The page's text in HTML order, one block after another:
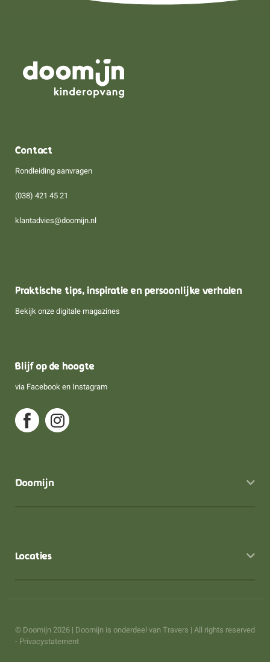
Doomijn
Locaties
Contact
Rondleiding aanvragen
(038) 421 45 21
klantadvies@doomijn.nl
Praktische tips, inspiratie en persoonlijke verhalen
Bekijk onze digitale magazines
Blijf op de hoogte
via Facebook en Instagram
© Doomijn 2026 | Doomijn is onderdeel van Travers | All rights reserved
- Privacystatement